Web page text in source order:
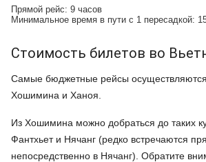
Прямой рейс: 9 часов
Минимальное время в пути с 1 пересадкой:
Стоимость билетов во
Самые бюджетные рейсы
Хошимина и Ханоя.
Из Хошимина можно добраться до таких
Фантхьет и Нячанг (редко встречаются
непосредственно в Нячанг). Обратите